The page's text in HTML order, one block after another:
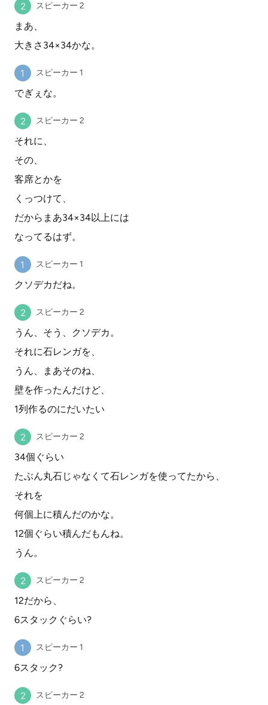
スピーカー 2
まあ、
大きさ34×34かな。
スピーカー 1
でぎぇな。
スピーカー 2
それに、
その、
客席とかを
くっつけて、
だからまあ34×34以上には
なってるはず。
スピーカー 1
クソデカだね。
スピーカー 2
うん、そう、クソデカ。
それに石レンガを、
うん、まあそのね、
壁を作ったんだけど、
1列作るのにだいたい
スピーカー 2
34個ぐらい
たぶん丸石じゃなくて石レンガを使ってたから、
それを
何個上に積んだのかな。
12個ぐらい積んだもんね。
うん。
スピーカー 2
12だから、
6スタックぐらい?
スピーカー 1
6スタック?
スピーカー 2